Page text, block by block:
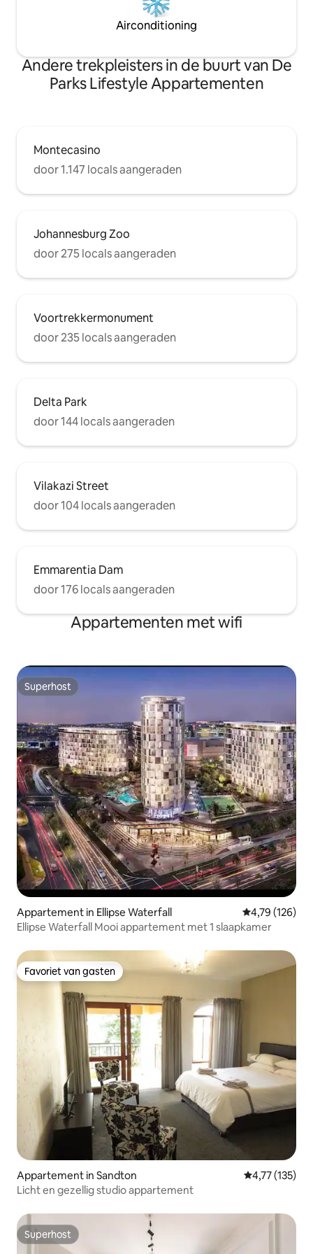
Airconditioning
Andere trekpleisters in de buurt van De
Parks Lifestyle Appartementen
Montecasino
door 1.147 locals aangeraden
Johannesburg Zoo
door 275 locals aangeraden
Voortrekkermonument
door 235 locals aangeraden
Delta Park
door 144 locals aangeraden
Vilakazi Street
door 104 locals aangeraden
Emmarentia Dam
door 176 locals aangeraden
Appartementen met wifi
Superhost
Superhost
Appartement in Ellipse Waterfall Gemiddelde
4,79 (126)
Ellipse Waterfall Mooi appartement met 1 slaapkamer
Favoriet van gasten
Favoriet van gasten
Appartement in Sandton Gemiddelde
4,77 (135)
Licht en gezellig studio appartement
Superhost
Superhost